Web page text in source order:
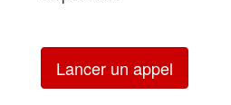
Lancer un appel